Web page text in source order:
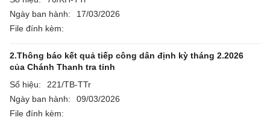
Ngày ban hành:
17/03/2026
File đính kèm:
2.Thông báo kết quả tiếp công dân định kỳ tháng 2.2026
của Chánh Thanh tra tỉnh
Số hiệu:
221/TB-TTr
Ngày ban hành:
09/03/2026
File đính kèm: